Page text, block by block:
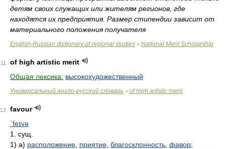
детям своих служащих или жителям регионов, где
находятся их предприятия. Размер стипендии зависит от
материального положения получателя
English-Russian dictionary of regional studies > National Merit Scholarship
11
of high artistic merit
Общая лексика: высокохудожественный
Универсальный англо-русский словарь > of high artistic merit
12
favour
ˈfeɪvə
1. сущ.
1) а) расположение приятие благосклонность фавор;